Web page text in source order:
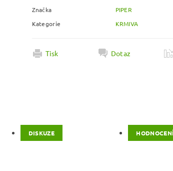
Značka
PIPER
Kategorie
KRMIVA
Tisk Dotaz
DISKUZE HODNOCENÍ